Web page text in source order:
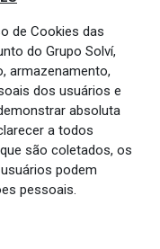
de Cookies das
do Grupo Solví,
armazenamento,
dos usuários e
absoluta
a todos
são coletados, os
podem
pessoais.